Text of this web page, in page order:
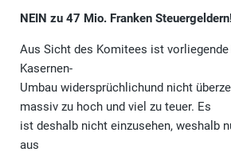
NEIN zu 47 Mio. Franken
Aus Sicht des Komitees ist vorliegende
Kasernen-
Umbau widersprüchlichund nicht
massiv zu hoch und viel zu teuer. Es
ist deshalb nicht einzusehen, weshalb
aus